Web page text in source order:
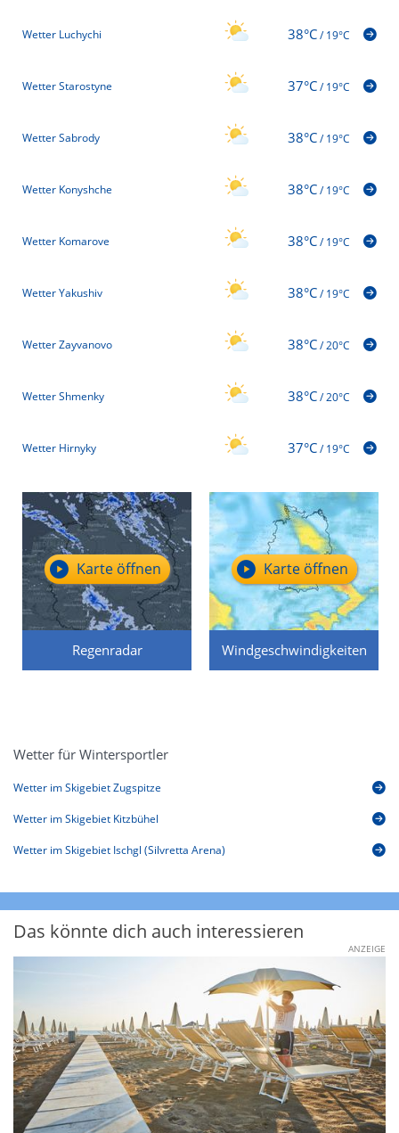
Wetter Luchychi 38°C/19°C
Wetter Starostyne 37°C/19°C
Wetter Sabrody 38°C/19°C
Wetter Konyshche 38°C/19°C
Wetter Komarove 38°C/19°C
Wetter Yakushiv 38°C/19°C
Wetter Zayvanovo 38°C/20°C
Wetter Shmenky 38°C/20°C
Wetter Hirnyky 37°C/19°C
Regenradar
Karte öffnen
Windgeschwindigkeiten
Karte öffnen
Wetter für Wintersportler
Wetter im Skigebiet Zugspitze
Wetter im Skigebiet Kitzbühel
Wetter im Skigebiet Ischgl (Silvretta Arena)
Das könnte dich auch interessieren
ANZEIGE